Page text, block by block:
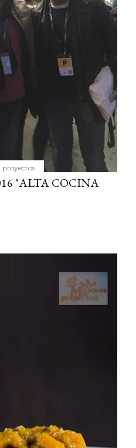
proyectos
"ALTA COCINA